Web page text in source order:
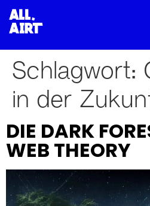
Schlagwort:
in der
DIE DARK
WEB THEORY